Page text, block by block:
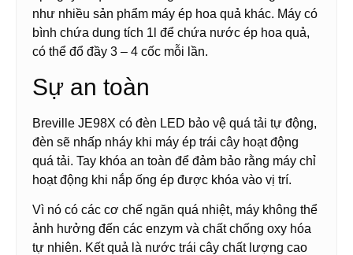
như nhiều sản phẩm máy ép hoa quả khác. Máy có
bình chứa dung tích 1l để chứa nước ép hoa quả,
có thể đổ đầy 3 – 4 cốc mỗi lần.
Sự an toàn
Breville JE98X có đèn LED bảo vệ quá tải tự động,
đèn sẽ nhấp nháy khi máy ép trái cây hoạt động
quá tải. Tay khóa an toàn để đảm bảo rằng máy chỉ
hoạt động khi nắp ống ép được khóa vào vị trí.
Vì nó có các cơ chế ngăn quá nhiệt, máy không thể
ảnh hưởng đến các enzym và chất chống oxy hóa
tự nhiên. Kết quả là nước trái cây chất lượng cao